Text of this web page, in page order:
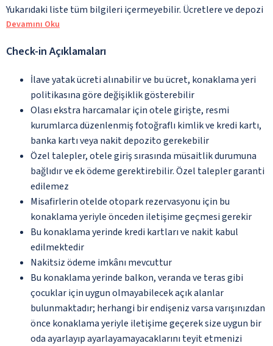
Yukarıdaki liste tüm bilgileri içermeyebilir. Ücretlere ve depozi
Devamını Oku
Check-in Açıklamaları
İlave yatak ücreti alınabilir ve bu ücret, konaklama yeri
politikasına göre değişiklik gösterebilir
Olası ekstra harcamalar için otele girişte, resmi
kurumlarca düzenlenmiş fotoğraflı kimlik ve kredi kartı,
banka kartı veya nakit depozito gerekebilir
Özel talepler, otele giriş sırasında müsaitlik durumuna
bağlıdır ve ek ödeme gerektirebilir. Özel talepler garanti
edilemez
Misafirlerin otelde otopark rezervasyonu için bu
konaklama yeriyle önceden iletişime geçmesi gerekir
Bu konaklama yerinde kredi kartları ve nakit kabul
edilmektedir
Nakitsiz ödeme imkânı mevcuttur
Bu konaklama yerinde balkon, veranda ve teras gibi
çocuklar için uygun olmayabilecek açık alanlar
bulunmaktadır; herhangi bir endişeniz varsa varışınızdan
önce konaklama yeriyle iletişime geçerek size uygun bir
oda ayarlayıp ayarlayamayacaklarını teyit etmenizi